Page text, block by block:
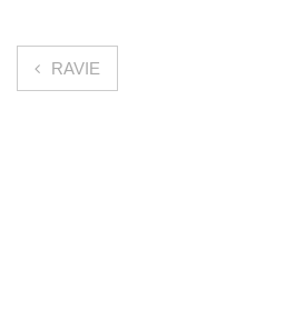
Navigation de l’article
RAVIE